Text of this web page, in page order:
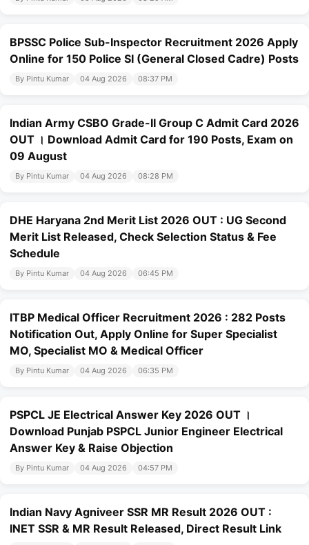
BPSSC Police Sub-Inspector Recruitment 2026 Apply
Online for 150 Police SI (General Closed Cadre) Posts
By Pintu Kumar 04 Aug 2026 08:37 PM
Indian Army CSBO Grade-II Group C Admit Card 2026
OUT । Download Admit Card for 190 Posts, Exam on
09 August
By Pintu Kumar 04 Aug 2026 08:28 PM
DHE Haryana 2nd Merit List 2026 OUT : UG Second
Merit List Released, Check Selection Status & Fee
Schedule
By Pintu Kumar 04 Aug 2026 06:45 PM
ITBP Medical Officer Recruitment 2026 : 282 Posts
Notification Out, Apply Online for Super Specialist
MO, Specialist MO & Medical Officer
By Pintu Kumar 04 Aug 2026 06:35 PM
PSPCL JE Electrical Answer Key 2026 OUT ।
Download Punjab PSPCL Junior Engineer Electrical
Answer Key & Raise Objection
By Pintu Kumar 04 Aug 2026 04:57 PM
Indian Navy Agniveer SSR MR Result 2026 OUT :
INET SSR & MR Result Released, Direct Result Link